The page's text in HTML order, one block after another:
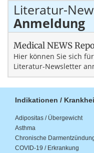
Literatur-
Anmeldung
Medical NEWS
Hier können Sie sich
Literatur-Newsletter
Indikationen /
Adipositas / Übergewicht
Asthma
Chronische
COVID-19 / Erkrankung